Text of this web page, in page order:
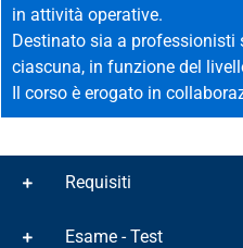
in attività operative.
Destinato sia a professionisti
ciascuna, in funzione del
Il corso è erogato in
Requisiti
Esame - Test